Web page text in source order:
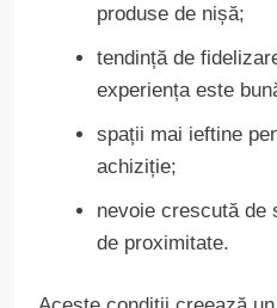
produse de nișă;
tendință de
experiența este
spații mai ieftine
achiziție;
nevoie crescută de
de proximitate.